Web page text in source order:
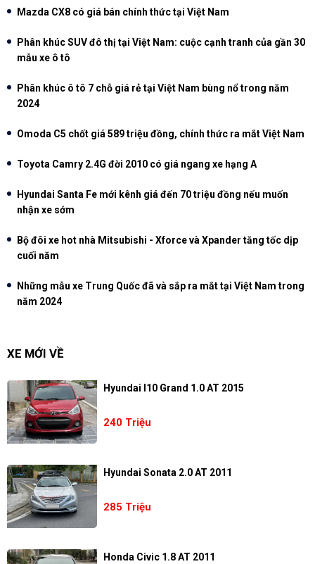
Mazda CX8 có giá bán chính thức tại Việt Nam
Phân khúc SUV đô thị tại Việt Nam: cuộc cạnh tranh của gần 30
mẫu xe ô tô
Phân khúc ô tô 7 chỗ giá rẻ tại Việt Nam bùng nổ trong năm
2024
Omoda C5 chốt giá 589 triệu đồng, chính thức ra mắt Việt Nam
Toyota Camry 2.4G đời 2010 có giá ngang xe hạng A
Hyundai Santa Fe mới kênh giá đến 70 triệu đồng nếu muốn
nhận xe sớm
Bộ đôi xe hot nhà Mitsubishi - Xforce và Xpander tăng tốc dịp
cuối năm
Những mẫu xe Trung Quốc đã và sắp ra mắt tại Việt Nam trong
năm 2024
XE MỚI VỀ
Hyundai I10 Grand 1.0 AT 2015
240 Triệu
Hyundai Sonata 2.0 AT 2011
285 Triệu
Honda Civic 1.8 AT 2011